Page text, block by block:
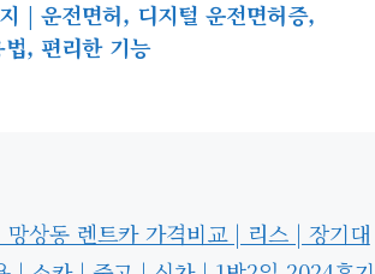
| 운전면허, 디지털 운전면허증,
법, 편리한 기능
망상동 렌트카 가격비교 | 리스 | 장기대